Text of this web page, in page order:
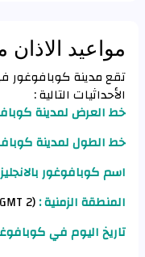
مواعيد الاذان
الأحداثيات التالية :
خط العرض لمدينة
خط الطول لمدينة
اسم كوبافوغور
المنطقة الزمنية :(GMT 2)
تاريخ اليوم في